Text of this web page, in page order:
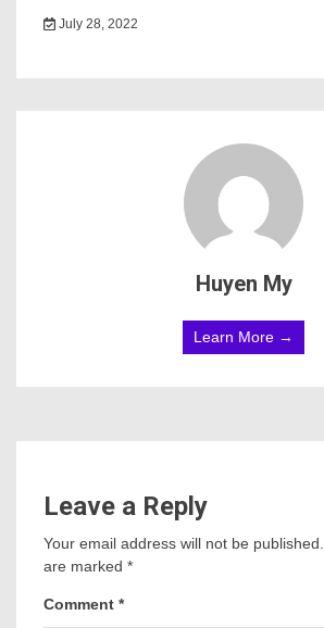
July 28, 2022
Huyen My
Learn More →
Leave a Reply
Your email address will not be published.
are marked *
Comment *